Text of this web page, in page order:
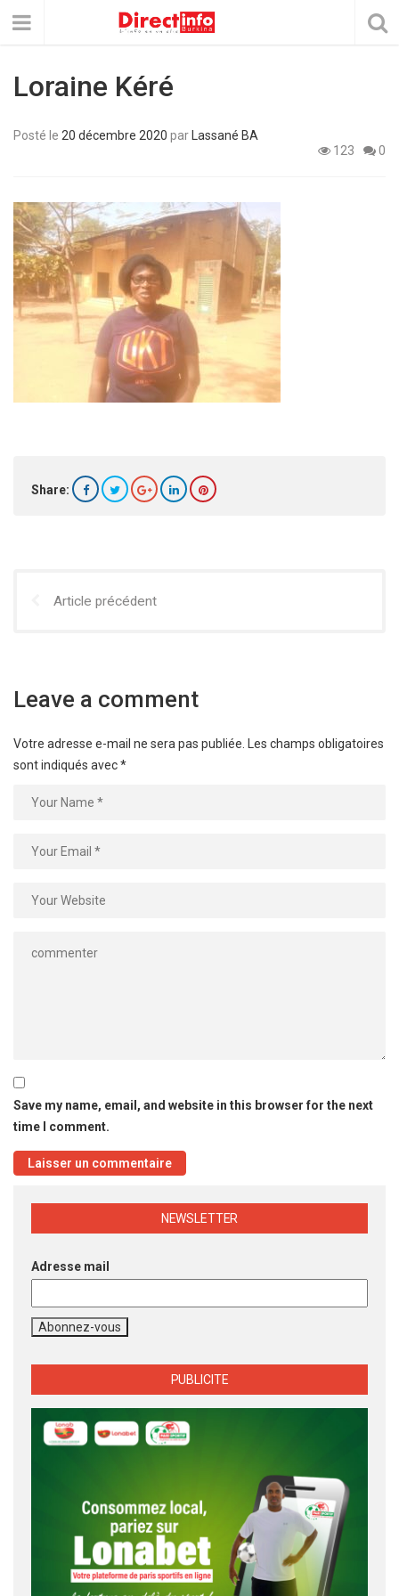
Loraine Kéré
Posté le 20 décembre 2020 par
Lassané BA
123
0
Share:
Article précédent
Leave a comment
Votre adresse e-mail ne sera pas publiée.
Les champs obligatoires
sont indiqués avec*
Save my name, email, and website in this browser for the next
time I comment.
NEWSLETTER
Adresse mail
PUBLICITE